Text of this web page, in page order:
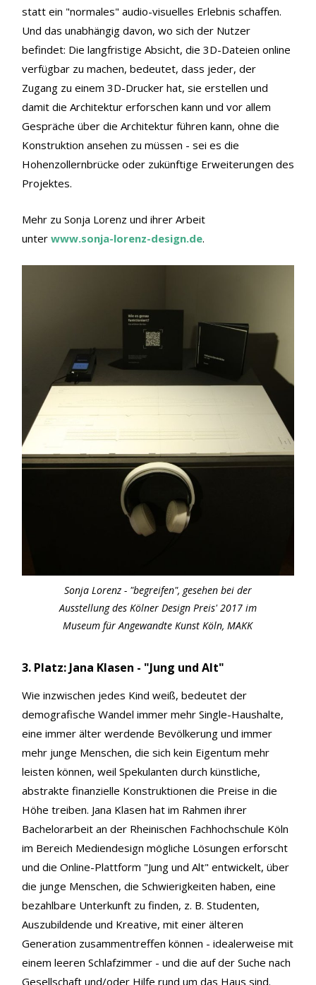
statt ein "normales" audio-visuelles Erlebnis schaffen.
Und das unabhängig davon, wo sich der Nutzer
befindet: Die langfristige Absicht, die 3D-Dateien online
verfügbar zu machen, bedeutet, dass jeder, der
Zugang zu einem 3D-Drucker hat, sie erstellen und
damit die Architektur erforschen kann und vor allem
Gespräche über die Architektur führen kann, ohne die
Konstruktion ansehen zu müssen - sei es die
Hohenzollernbrücke oder zukünftige Erweiterungen des
Projektes.
Mehr zu Sonja Lorenz und ihrer Arbeit
unter www.sonja-lorenz-design.de.
Sonja Lorenz - "begreifen", gesehen bei der
Ausstellung des Kölner Design Preis' 2017 im
Museum für Angewandte Kunst Köln, MAKK
3. Platz: Jana Klasen - "Jung und Alt"
Wie inzwischen jedes Kind weiß, bedeutet der
demografische Wandel immer mehr Single-Haushalte,
eine immer älter werdende Bevölkerung und immer
mehr junge Menschen, die sich kein Eigentum mehr
leisten können, weil Spekulanten durch künstliche,
abstrakte finanzielle Konstruktionen die Preise in die
Höhe treiben. Jana Klasen hat im Rahmen ihrer
Bachelorarbeit an der Rheinischen Fachhochschule Köln
im Bereich Mediendesign mögliche Lösungen erforscht
und die Online-Plattform "Jung und Alt" entwickelt, über
die junge Menschen, die Schwierigkeiten haben, eine
bezahlbare Unterkunft zu finden, z. B. Studenten,
Auszubildende und Kreative, mit einer älteren
Generation zusammentreffen können - idealerweise mit
einem leeren Schlafzimmer - und die auf der Suche nach
Gesellschaft und/oder Hilfe rund um das Haus sind.